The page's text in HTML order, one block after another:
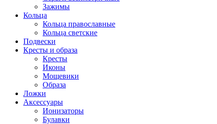
Зажимы
Кольца
Кольца православные
Кольца светские
Подвески
Кресты и образа
Кресты
Иконы
Мощевики
Образа
Ложки
Аксессуары
Ионизаторы
Булавки